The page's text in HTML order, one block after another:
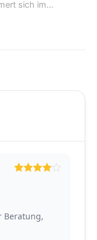
sich im…
Workshop mit
uns einen ganzen